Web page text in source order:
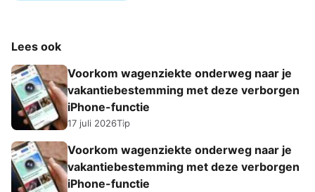
Lees ook
Voorkom wagenziekte onderweg naar je
vakantiebestemming met deze verborgen
iPhone-functie
17 juli 2026Tip
Voorkom wagenziekte onderweg naar je
vakantiebestemming met deze verborgen
iPhone-functie